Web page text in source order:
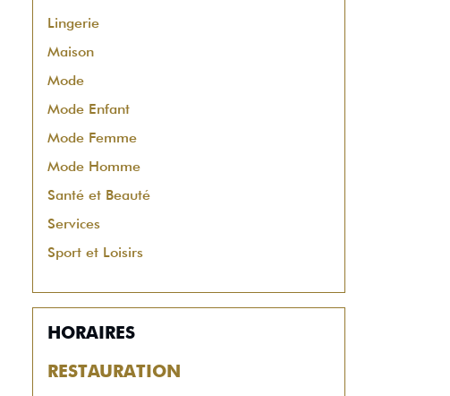
Lingerie
Maison
Mode
Mode Enfant
Mode Femme
Mode Homme
Santé et Beauté
Services
Sport et Loisirs
HORAIRES
RESTAURATION